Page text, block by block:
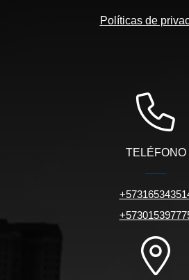
Políticas de
TELÉFONO